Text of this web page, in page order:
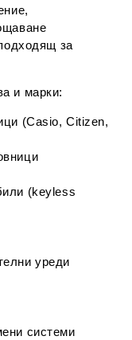
за
и марки:
(Casio, Citizen,
(keyless
уреди
системи